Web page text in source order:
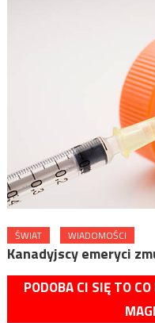
ŚWIAT WIADOMOŚCI
Kanadyjscy emeryci
PODOBA CI SIĘ TO